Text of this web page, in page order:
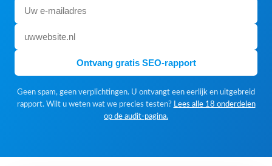
Ontvang gratis SEO-rapport
Geen spam, geen verplichtingen. U ontvangt een eerlijk en uitgebreid
rapport. Wilt u weten wat we precies testen? Lees alle 18 onderdelen
op de audit-pagina.